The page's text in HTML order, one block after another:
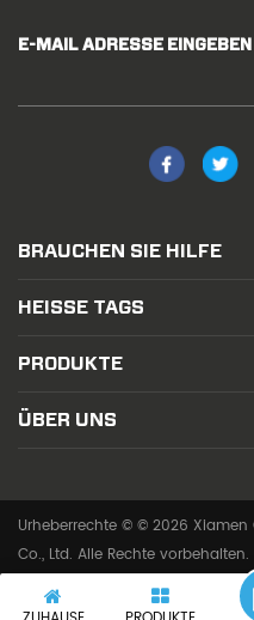
E-MAIL ADRESSE EINGEBEN
BRAUCHEN SIE HILFE
HEISSE TAGS
PRODUKTE
ÜBER UNS
Urheberrechte © © 2026
Co., Ltd. Alle Rechte vorbehalten.
IPv6-Netzwerk unterstützt